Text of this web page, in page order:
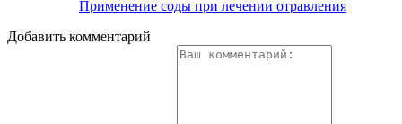
Применение соды при лечении отравления
Добавить комментарий